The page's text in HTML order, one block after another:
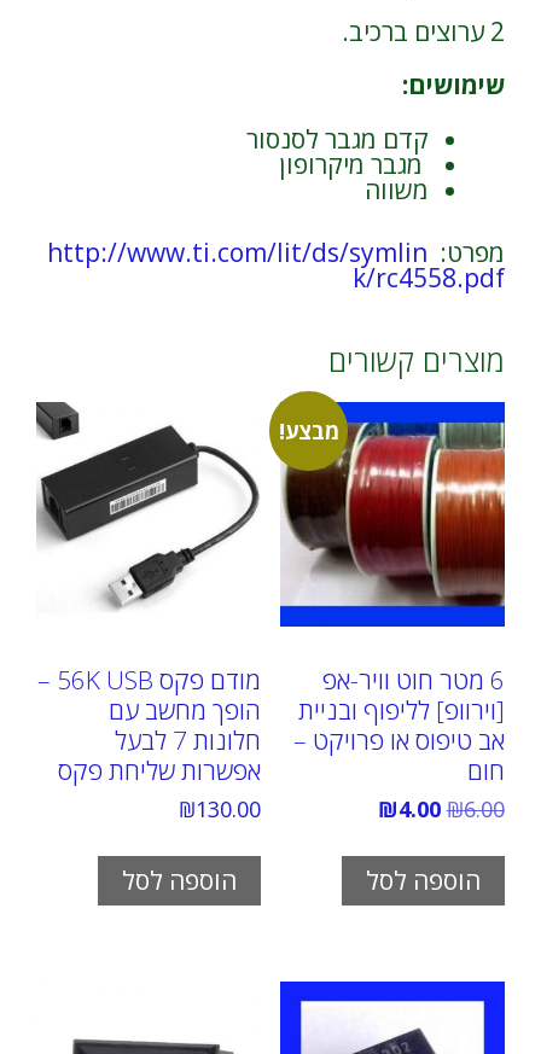
2 ערוצים ברכיב.
שימושים:
קדם מגבר לסנסור
מגבר מיקרופון
משווה
מפרט: http://www.ti.com/lit/ds/symlin
k/rc4558.pdf
מוצרים קשורים
מבצע!
6 מטר חוט וויר-אפ
[וירוופ] לליפוף ובניית
אב טיפוס או פרויקט –
חום
₪6.00 המחיר
היה:
₪6.00.
₪4.00
הוא:
₪4.00.הוספה לסל
מודם פקס 56K USB –
הופך מחשב עם
חלונות 7 לבעל
אפשרות שליחת פקס
₪130.00
הוספה לסל